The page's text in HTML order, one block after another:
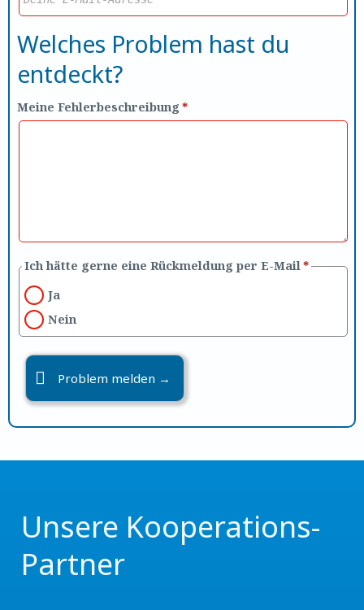
Welches Problem hast du
entdeckt?
Meine Fehlerbeschreibung *
Ich hätte gerne eine Rückmeldung per E-Mail*
Ja
Nein
Unsere Kooperations-
Partner